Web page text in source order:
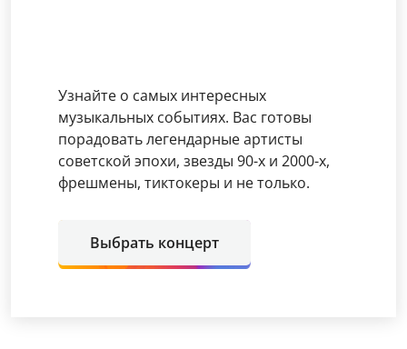
Узнайте о самых интересных
советской эпохи, звезды 90-х и 2000-х,
фрешмены, тиктокеры и не только.